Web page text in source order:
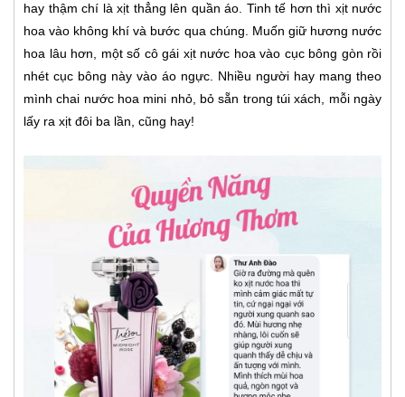
hay thậm chí là xịt thẳng lên quần áo. Tinh tế hơn thì xịt nước
hoa vào không khí và bước qua chúng. Muốn giữ hương nước
hoa lâu hơn, một số cô gái xịt nước hoa vào cục bông gòn rồi
nhét cục bông này vào áo ngực. Nhiều người hay mang theo
mình chai nước hoa mini nhỏ, bỏ sẵn trong túi xách, mỗi ngày
lấy ra xịt đôi ba lần, cũng hay!